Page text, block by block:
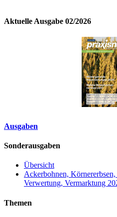
Aktuelle Ausgabe 02/2026
Ausgaben
Sonderausgaben
Übersicht
Ackerbohnen,
Verwertung, Vermarktung
Themen